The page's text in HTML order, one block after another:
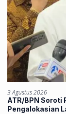
3 Agustus 2026
ATR/BPN Soroti
Pengalokasian